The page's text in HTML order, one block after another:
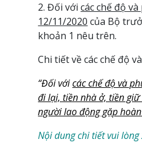
2. Đối vớicác chế độ
12/11/2020 của Bộ
khoản 1 nêu trên.
Chi tiết về các chế độ
“Đối vớicác chế độ và
đi lại, tiền nhà ở, tiền
người lao động gặp
Nội dung chi tiết vui